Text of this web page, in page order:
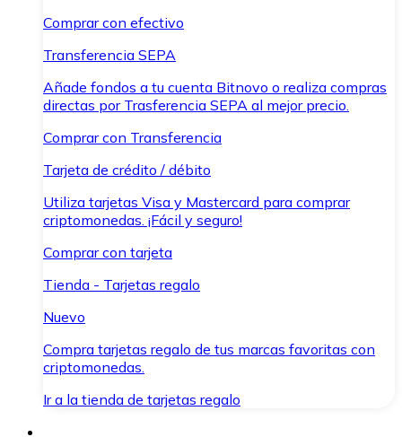
Comprar con efectivo
Transferencia SEPA
Añade fondos a tu cuenta Bitnovo o realiza compras
directas por Trasferencia SEPA al mejor precio.
Comprar con Transferencia
Tarjeta de crédito / débito
Utiliza tarjetas Visa y Mastercard para comprar
criptomonedas. ¡Fácil y seguro!
Comprar con tarjeta
Tienda - Tarjetas regalo
Nuevo
Compra tarjetas regalo de tus marcas favoritas con
criptomonedas.
Ir a la tienda de tarjetas regalo